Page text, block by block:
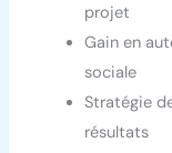
projet
Gain en
sociale
Stratégie
résultats